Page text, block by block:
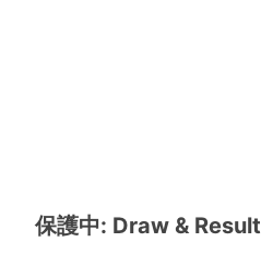
保護中: Draw & Result